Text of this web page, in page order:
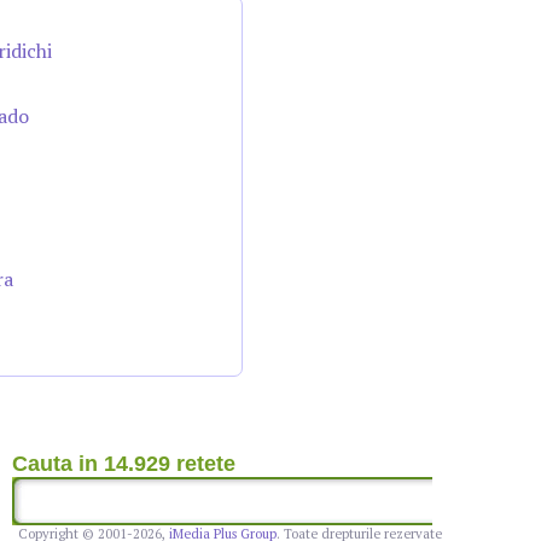
Cauta in 14.929 retete
Copyright © 2001-2026, iMedia Plus Group. Toate drepturile rezervate